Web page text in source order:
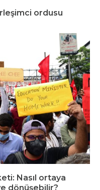
ordusu
Nasıl ortaya
dönüşebilir?